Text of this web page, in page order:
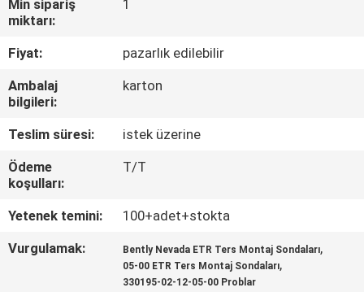
KALITE
KONTROL
BIZE
ULAŞIN
HABERLER
TEKLIF
ISTEĞI
Min sipariş
miktarı:
1
Fiyat:
pazarlık edilebilir
Ambalaj
bilgileri:
karton
Teslim süresi:
istek üzerine
Ödeme
koşulları:
T/T
Yetenek temini:
100+adet+stokta
Vurgulamak:
Bently Nevada ETR Ters Montaj Sondaları,
05-00 ETR Ters Montaj Sondaları,
330195-02-12-05-00 Problar